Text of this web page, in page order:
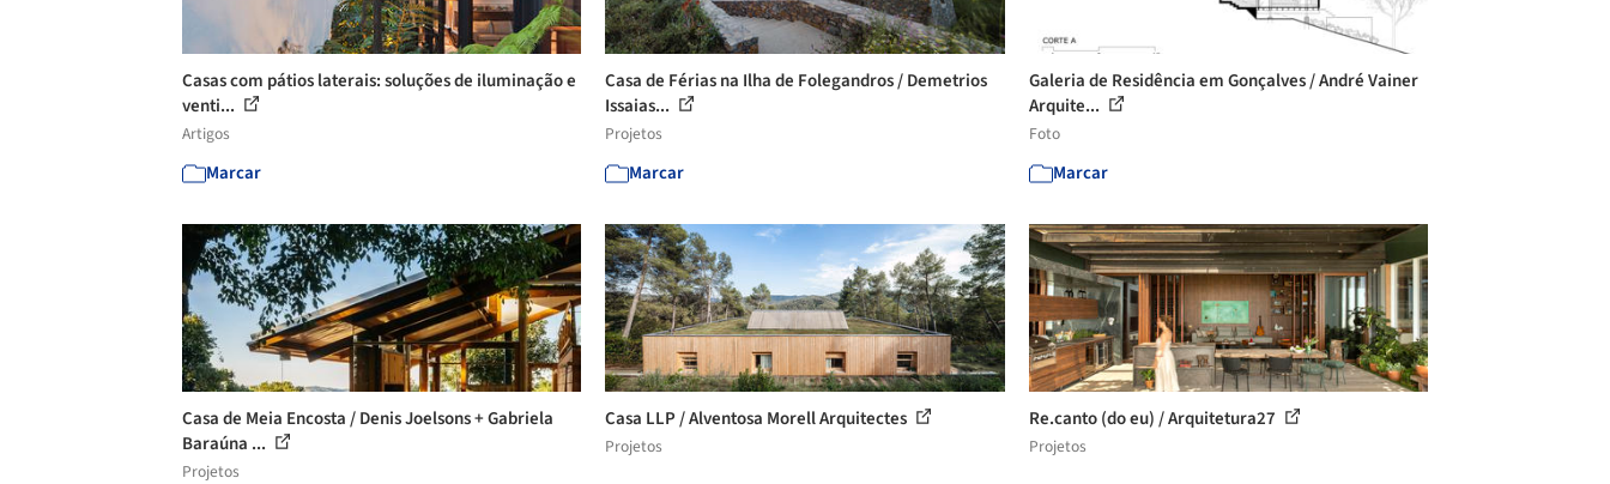
Casas com pátios laterais: soluções de iluminação e
venti...
Artigos
Marcar
Casa de Férias na Ilha de Folegandros / Demetrios
Issaias...
Projetos
Marcar
Galeria de Residência em Gonçalves / André Vainer
Arquite...
Foto
Marcar
Casa de Meia Encosta / Denis Joelsons + Gabriela
Baraúna ...
Projetos
Casa LLP / Alventosa Morell Arquitectes
Projetos
Re.canto (do eu) / Arquitetura27
Projetos